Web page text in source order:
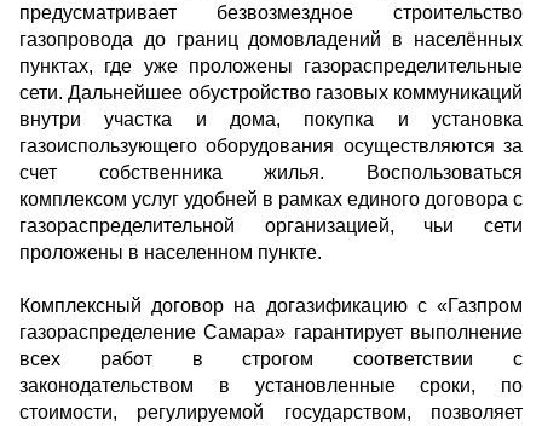
предусматривает безвозмездное строительство
газопровода до границ домовладений в населённых
пунктах, где уже проложены газораспределительные
сети. Дальнейшее обустройство газовых коммуникаций
внутри участка и дома, покупка и установка
газоиспользующего оборудования осуществляются за
счет собственника жилья. Воспользоваться
комплексом услуг удобней в рамках единого договора с
газораспределительной организацией, чьи сети
проложены в населенном пункте.
Комплексный договор на догазификацию с «Газпром
газораспределение Самара» гарантирует выполнение
всех работ в строгом соответствии с
законодательством в установленные сроки, по
стоимости, регулируемой государством, позволяет